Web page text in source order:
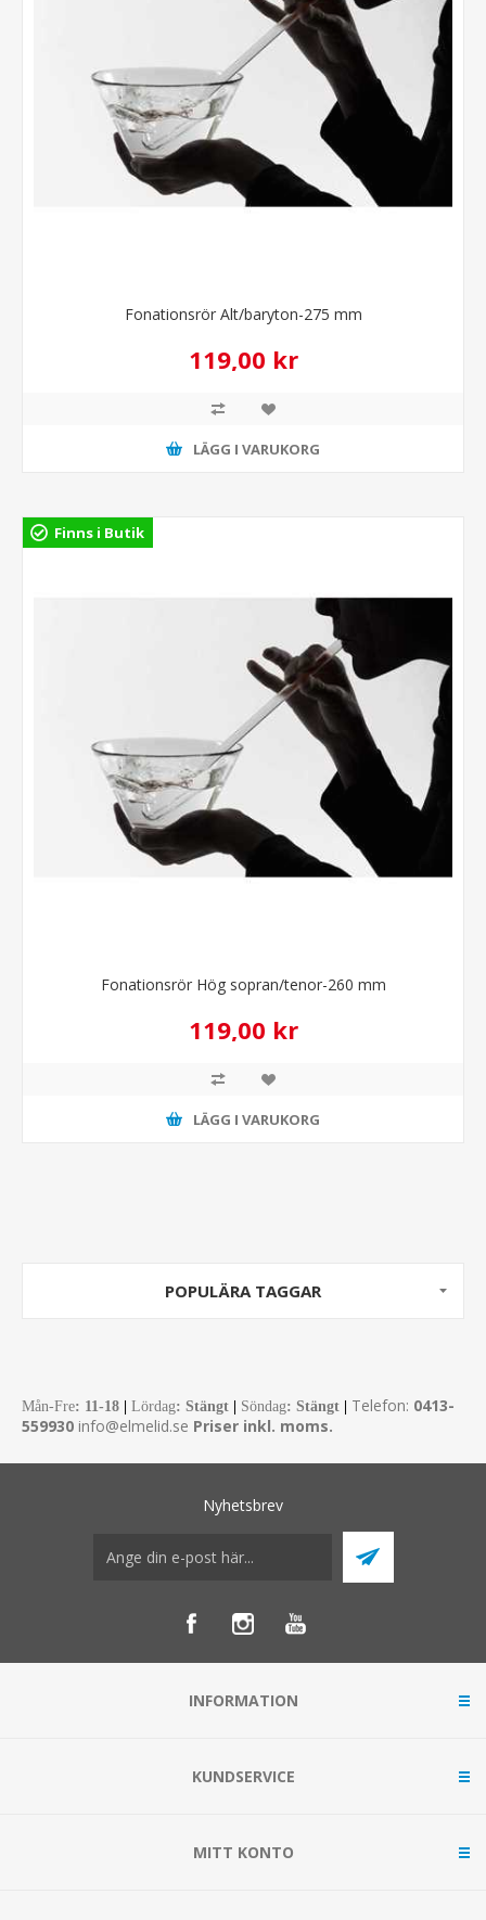
Fonationsrör Alt/baryton-275 mm
119,00 kr
LÄGG I VARUKORG
Finns i Butik
Fonationsrör Hög sopran/tenor-260 mm
119,00 kr
LÄGG I VARUKORG
POPULÄRA TAGGAR
Mån-Fre: 11-18 Lördag: Stängt Söndag: Stängt Telefon: 0413-
559930 info@elmelid.se Priser inkl. moms.
Nyhetsbrev
INFORMATION
KUNDSERVICE
MITT KONTO